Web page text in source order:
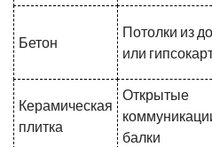
Бетон
Потолки из
или
Керамическая
плитка
Открытые
балки